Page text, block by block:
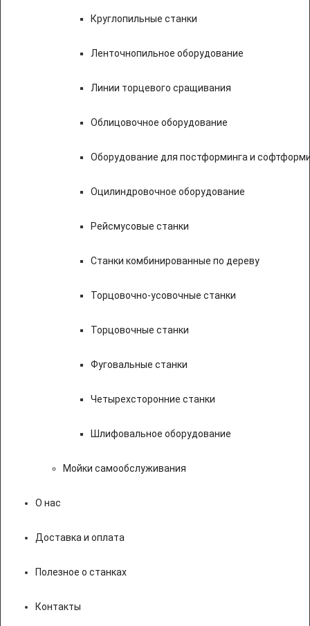
Круглопильные станки
Ленточнопильное оборудование
Линии торцевого сращивания
Облицовочное оборудование
Оборудование для постформинга и
Оцилиндровочное оборудование
Рейсмусовые станки
Станки комбинированные по дереву
Торцовочно-усовочные станки
Торцовочные станки
Фуговальные станки
Четырехсторонние станки
Шлифовальное оборудование
Мойки самообслуживания
О нас
Доставка и оплата
Полезное о станках
Контакты